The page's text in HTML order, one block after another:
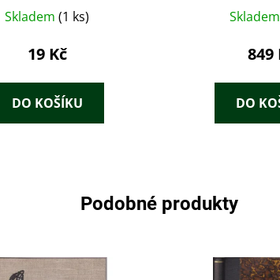
Skladem(1 ks)
19 Kč
DO KOŠÍKU
Skladem
849
DO
Podobné produkty